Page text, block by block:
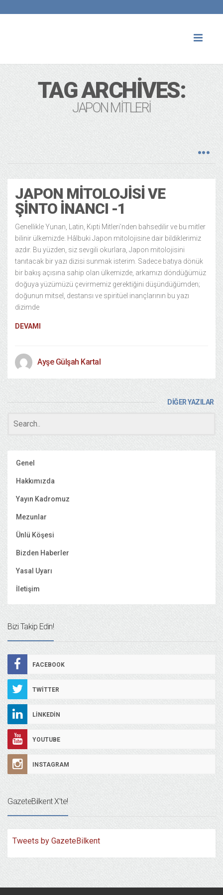
TAG ARCHIVES:
JAPON MITLERI
JAPON MITOLOJISI VE
ŞINTO İNANCI -1
Genellikle Yunan, Latin, Kıpti Mitleri’nden bahsedilir ve bu mitler
bilinir ülkemizde. Hâlbuki Japon mitolojisine dair bildiklerimiz
azdır. Bu yüzden, siz sevgili okurlara, Japon mitolojisini
tanıtacak bir yazı dizisi sunmak isterim. Sadece batıya dönük
bir bakış açısına sahip olan ülkemizde, arkamızı döndüğümüz
doğuya yüzümüzü çevirmemiz gerektiğini düşündüğümden;
doğunun mitsel, destansı ve spiritüel inançlarının bu yazı
dizimde
DEVAMI
Ayşe Gülşah Kartal
DİĞER YAZILAR
Genel
Hakkımızda
Yayın Kadromuz
Mezunlar
Ünlü Köşesi
Bizden Haberler
Yasal Uyarı
İletişim
Bizi Takip Edin!
FACEBOOK
TWITTER
LINKEDIN
YOUTUBE
INSTAGRAM
GazeteBilkent X’te!
Tweets by GazeteBilkent